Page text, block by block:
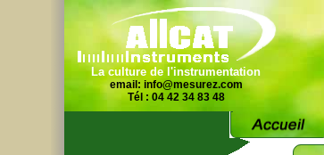
La culture de l'instrumentation
email: info@mesurez.com
Tél : 04 42 34 83 48